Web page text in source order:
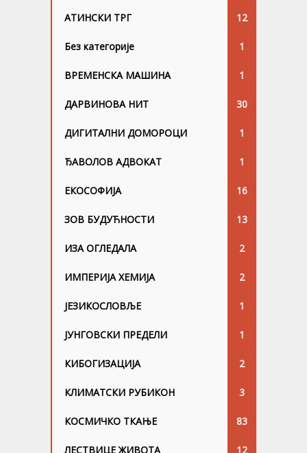
АТИНСКИ ТРГ 12
Без категорије 1
ВРЕМЕНСКА МАШИНА 1
ДАРВИНОВА НИТ 30
ДИГИТАЛНИ ДОМОРОЦИ 1
ЂАВОЛОВ АДВОКАТ 1
ЕКОСОФИЈА 16
ЗОВ БУДУЋНОСТИ 13
ИЗА ОГЛЕДАЛА 2
ИМПЕРИЈА ХЕМИЈА 2
ЈЕЗИКОСЛОВЉЕ 1
ЈУНГОВСKИ ПРЕДЕЛИ 1
КИБОГИЗАЦИЈА 2
КЛИМАТСКИ РУБИКОН 3
КОСМИЧКО ТКАЊЕ 83
ЛЕСТВИЦЕ ЖИВОТА 12